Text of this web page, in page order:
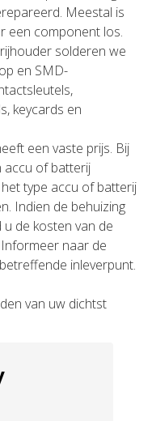
Meestal is
een component los.
solderen we
en SMD-
keycards en
een vaste prijs. Bij
accu of batterij
type accu of batterij
Indien de behuizing
de kosten van de
naar de
inleverpunt.
van uw dichtst